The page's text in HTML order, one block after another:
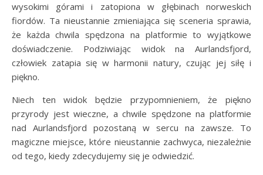
wysokimi górami i zatopiona w głębinach norweskich
fiordów. Ta nieustannie zmieniająca się sceneria sprawia,
że każda chwila spędzona na platformie to wyjątkowe
doświadczenie. Podziwiając widok na Aurlandsfjord,
człowiek zatapia się w harmonii natury, czując jej siłę i
piękno.
Niech ten widok będzie przypomnieniem, że piękno
przyrody jest wieczne, a chwile spędzone na platformie
nad Aurlandsfjord pozostaną w sercu na zawsze. To
magiczne miejsce, które nieustannie zachwyca, niezależnie
od tego, kiedy zdecydujemy się je odwiedzić.